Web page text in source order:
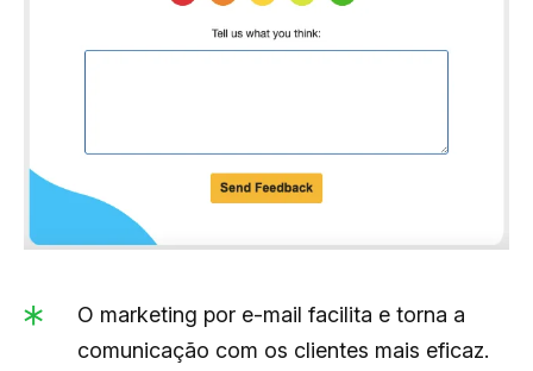
O marketing por e-mail facilita e torna a
comunicação com os clientes mais eficaz.